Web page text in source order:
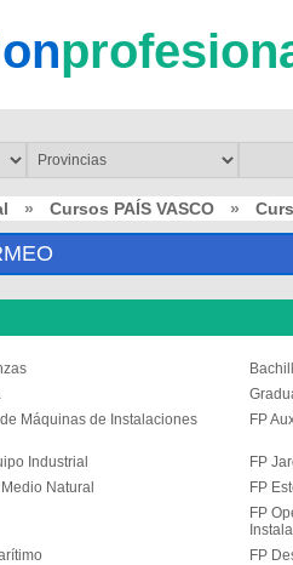
» Cursos PAÍS VASCO »
Máquinas de Instalaciones
FP
Industrial
FP
Natural
FP
FP
FP